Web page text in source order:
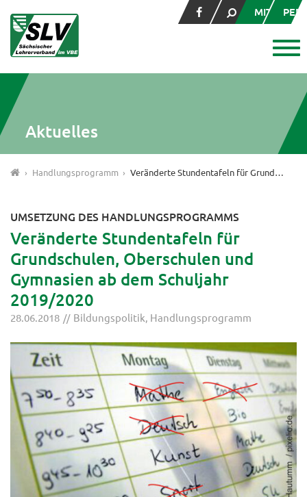
MITGLIED
Aktuelles
Handlungsprogramm Veränderte Stundentafeln für Grundschulen, Oberschulen und Gymnasien ab dem Schuljahr 2019/2020
UMSETZUNG DES HANDLUNGSPROGRAMMS
Veränderte Stundentafeln für
Grundschulen, Oberschulen und
Gymnasien ab dem Schuljahr
2019/2020
28.06.2018 Bildungspolitik Handlungsprogramm